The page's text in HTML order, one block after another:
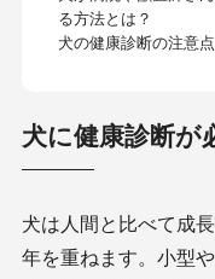
る方法とは？
犬の健康診断の注意
犬に健康診断が
犬は人間と比べて成長
年を重ねます。小型